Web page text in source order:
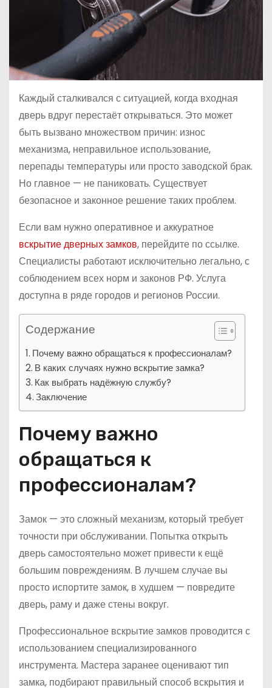
Каждый сталкивался с ситуацией, когда входная
дверь вдруг перестаёт открываться. Это может
быть вызвано множеством причин: износ
механизма, неправильное использование,
перепады температуры или просто заводской брак.
Но главное — не паниковать. Существует
безопасное и законное решение таких проблем.
Если вам нужно оперативное и аккуратное
вскрытие дверных замков, перейдите по ссылке.
Специалисты работают исключительно легально, с
соблюдением всех норм и законов РФ. Услуга
доступна в ряде городов и регионов России.
Содержание
Почему важно обращаться к профессионалам?
В каких случаях нужно вскрытие замка?
Как выбрать надёжную службу?
Заключение
Почему важно
обращаться к
профессионалам?
Замок — это сложный механизм, который требует
точности при обслуживании. Попытка открыть
дверь самостоятельно может привести к ещё
большим повреждениям. В лучшем случае вы
просто испортите замок, в худшем — повредите
дверь, раму и даже стены вокруг.
Профессиональное вскрытие замков проводится с
использованием специализированного
инструмента. Мастера заранее оценивают тип
замка, подбирают правильный способ вскрытия и